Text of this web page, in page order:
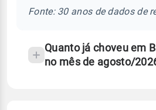
temperatura
Fonte: 30 anos de dados de
Quanto já choveu em
no mês de agosto/